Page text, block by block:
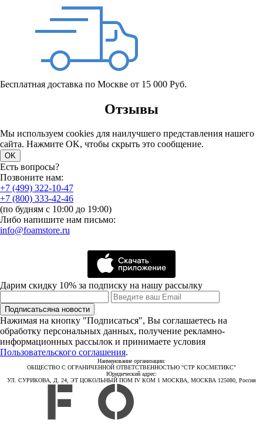
Бесплатная доставка по Москве от 15 000 Руб.
Отзывы
Мы используем cookies для наилучшего представления нашего
сайта. Нажмите OK, чтобы скрыть это сообщение.
OK
Есть вопросы?
Позвоните нам:
+7 (499) 322-10-47
+7 (800) 333-42-46
(по будням с 10:00 до 19:00)
Либо напишите нам письмо:
info@foamstore.ru
Дарим скидку 10% за подписку на нашу рассылку
Подписатьсяна новости
Нажимая на кнопку "Подписаться", Вы соглашаетесь на
обработку персональных данных, получение рекламно-
информационных рассылок и принимаете условия
Пользовательского соглашения.
Наименование организации:
ОБЩЕСТВО С ОГРАНИЧЕННОЙ ОТВЕТСТВЕННОСТЬЮ "СТР КОСМЕТИКС"
Юридический адрес:
УЛ. СУРИКОВА, Д. 24, ЭТ ЦОКОЛЬНЫЙ ПОМ IV КОМ 1 МОСКВА, МОСКВА 125080, Россия